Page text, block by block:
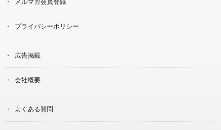
プライバシーポリシー
広告掲載
会社概要
よくある質問